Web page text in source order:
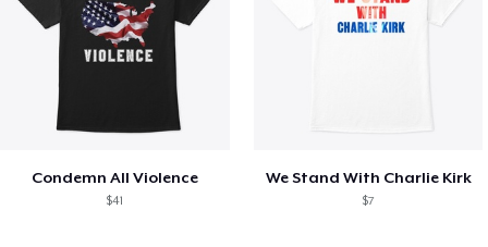
Condemn All Violence
$41
We Stand With Charlie Kirk
$7